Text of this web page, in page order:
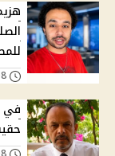
في